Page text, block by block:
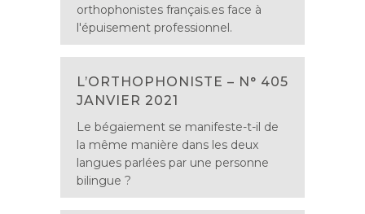
orthophonistes français.es face à
l'épuisement professionnel.
L’ORTHOPHONISTE – N° 405
JANVIER 2021
Le bégaiement se manifeste-t-il de
la même manière dans les deux
langues parlées par une personne
bilingue ?